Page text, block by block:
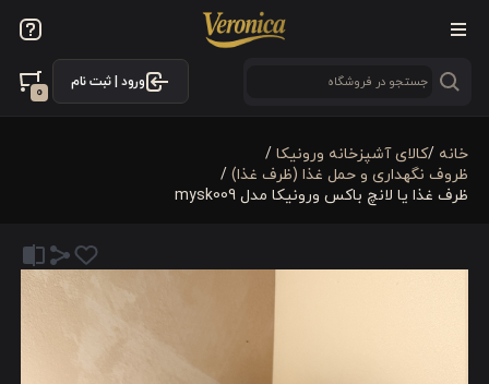
ورود | ثبت نام
0
خانه /كالای آشپزخانه ورونیکا /
ظروف نگهداری و حمل غذا (ظرف غذا) /
ظرف غذا یا لانچ باکس ورونیکا مدل mysk009